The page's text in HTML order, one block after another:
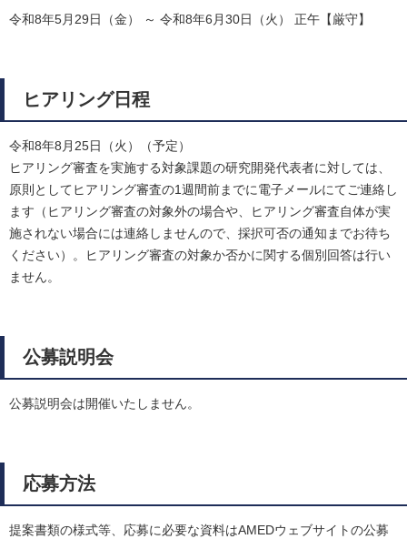
令和8年5月29日（金） ～ 令和8年6月30日（火） 正午【厳守】
ヒアリング日程
令和8年8月25日（火）（予定）
ヒアリング審査を実施する対象課題の研究開発代表者に対しては、
原則としてヒアリング審査の1週間前までに電子メールにてご連絡し
ます（ヒアリング審査の対象外の場合や、ヒアリング審査自体が実
施されない場合には連絡しませんので、採択可否の通知までお待ち
ください）。ヒアリング審査の対象か否かに関する個別回答は行い
ません。
公募説明会
公募説明会は開催いたしません。
応募方法
提案書類の様式等、応募に必要な資料はAMEDウェブサイトの公募